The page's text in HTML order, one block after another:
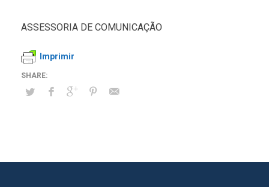
ASSESSORIA DE COMUNICAÇÃO
Imprimir